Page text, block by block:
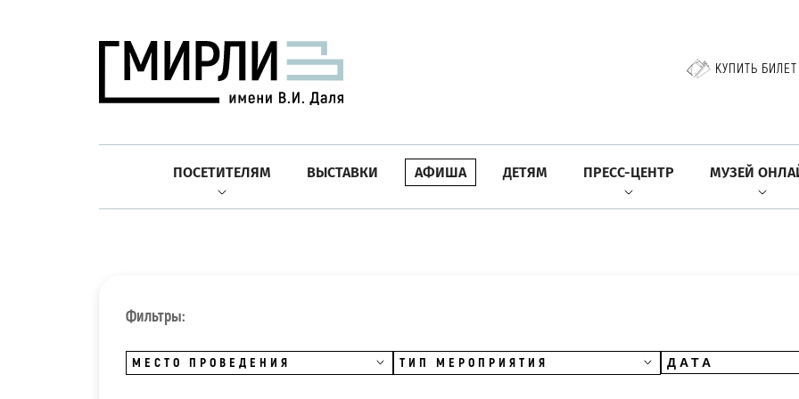
КУПИТЬ БИЛЕТ
ПОСЕТИТЕЛЯМ ВЫСТАВКИ АФИША ДЕТЯМ ПРЕСС-ЦЕНТР МУЗЕЙ
Фильтры:
МЕСТО ПРОВЕДЕНИЯ ТИП МЕРОПРИЯТИЯ